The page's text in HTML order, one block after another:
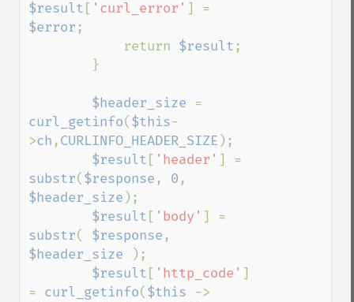
$result [ 'curl_error'
$error ;
            return
$result ;
$header_size
curl_getinfo( $this-
>ch ,CURLINFO_HEADER_SIZE );
$result [ 'header'
substr( $response , 0
$header_size );
$result [ 'body'
substr( $response
$header_size
);
$result [ 'http_code' ]
= curl_getinfo( $this